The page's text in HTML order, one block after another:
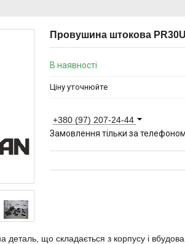
Провушина штокова PR30U
В наявності
Ціну уточнюйте
+380 (97) 207-24-44
Замовлення тільки за телефоном
що складається з корпусу і